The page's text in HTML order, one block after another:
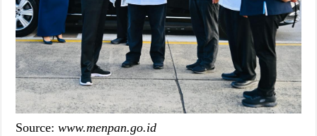
Source:www.menpan.go.id